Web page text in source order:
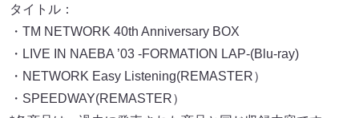
タイトル：
・TM NETWORK 40th Anniversary BOX
・LIVE IN NAEBA ’03 -FORMATION LAP-(Blu-ray)
・NETWORK Easy Listening(REMASTER）
・SPEEDWAY(REMASTER）